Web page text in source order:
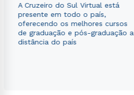
A Cruzeiro do Sul Virtual está
presente em todo o país,
oferecendo os melhores cursos
de graduação e pós-graduação a
distância do país